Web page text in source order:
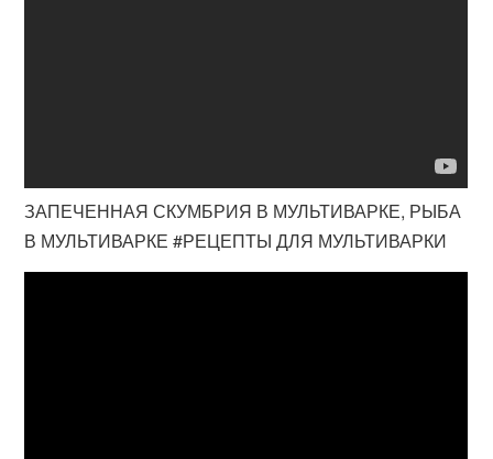
ЗАПЕЧЕННАЯ СКУМБРИЯ В МУЛЬТИВАРКЕ, РЫБА
В МУЛЬТИВАРКЕ #РЕЦЕПТЫ ДЛЯ МУЛЬТИВАРКИ